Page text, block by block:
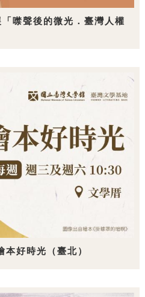
噤聲後的微光．臺灣人權
本好時光（臺北）